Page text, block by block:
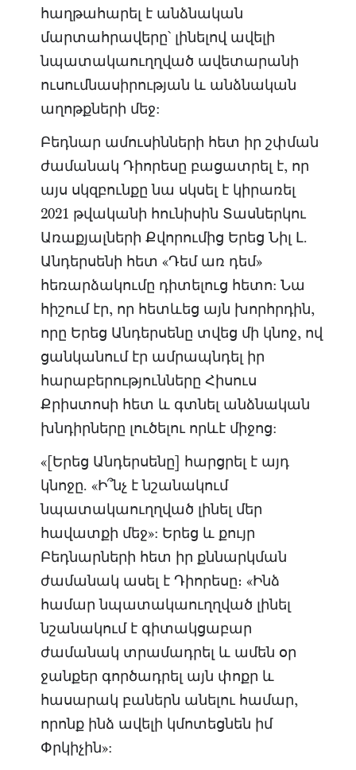
հաղթահարել է անձնական
մարտահրավերը՝ լինելով ավելի
նպատակաուղղված ավետարանի
ուսումնասիրության և անձնական
աղոթքների մեջ:
Բեդնար ամուսինների հետ իր շփման
ժամանակ Դիորեսը բացատրել է, որ
այս սկզբունքը նա սկսել է կիրառել
2021 թվականի հունիսին Տասներկու
Առաքյալների Քվորումից Երեց Նիլ Լ.
Անդերսենի հետ «Դեմ առ դեմ»
հեռարձակումը դիտելուց հետո: Նա
հիշում էր, որ հետևեց այն խորհրդին,
որը Երեց Անդերսենը տվեց մի կնոջ, ով
ցանկանում էր ամրապնդել իր
հարաբերությունները Հիսուս
Քրիստոսի հետ և գտնել անձնական
խնդիրները լուծելու որևէ միջոց:
«[Երեց Անդերսենը] հարցրել է այդ
կնոջը. «Ի՞նչ է նշանակում
նպատակաուղղված լինել մեր
հավատքի մեջ»: Երեց և քույր
Բեդնարների հետ իր քննարկման
ժամանակ ասել է Դիորեսը։ «Ինձ
համար նպատակաուղղված լինել
նշանակում է գիտակցաբար
ժամանակ տրամադրել և ամեն օր
ջանքեր գործադրել այն փոքր և
հասարակ բաներն անելու համար,
որոնք ինձ ավելի կմոտեցնեն իմ
Փրկիչին»: